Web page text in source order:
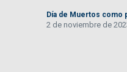
Día de Muertos como
2 de noviembre de